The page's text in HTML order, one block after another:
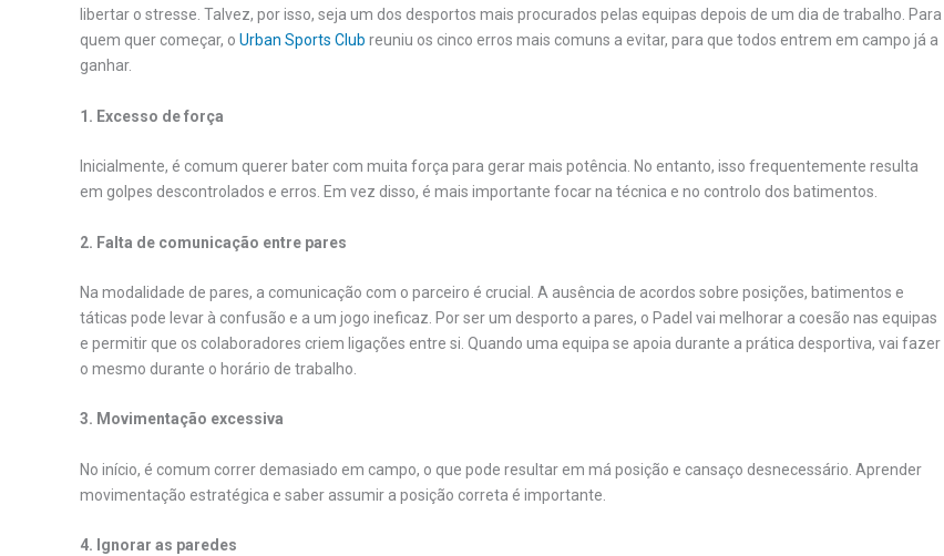
libertar o stresse. Talvez, por isso, seja um dos desportos mais procurados pelas equipas depois de um dia de trabalho. Para
quem quer começar, o Urban Sports Club reuniu os cinco erros mais comuns a evitar, para que todos entrem em campo já a
ganhar.
1. Excesso de força
Inicialmente, é comum querer bater com muita força para gerar mais potência. No entanto, isso frequentemente resulta
em golpes descontrolados e erros. Em vez disso, é mais importante focar na técnica e no controlo dos batimentos.
2. Falta de comunicação entre pares
Na modalidade de pares, a comunicação com o parceiro é crucial. A ausência de acordos sobre posições, batimentos e
táticas pode levar à confusão e a um jogo ineficaz. Por ser um desporto a pares, o Padel vai melhorar a coesão nas equipas
e permitir que os colaboradores criem ligações entre si. Quando uma equipa se apoia durante a prática desportiva, vai fazer
o mesmo durante o horário de trabalho.
3. Movimentação excessiva
No início, é comum correr demasiado em campo, o que pode resultar em má posição e cansaço desnecessário. Aprender
movimentação estratégica e saber assumir a posição correta é importante.
4. Ignorar as paredes